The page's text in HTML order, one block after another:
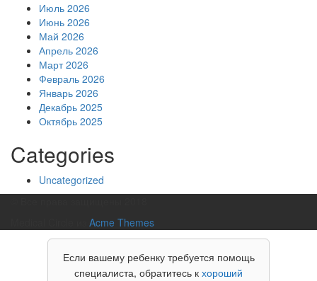
Июль 2026
Июнь 2026
Май 2026
Апрель 2026
Март 2026
Февраль 2026
Январь 2026
Декабрь 2025
Октябрь 2025
Categories
Uncategorized
Acme Themes
Если вашему ребенку требуется помощь
специалиста, обратитесь к хороший